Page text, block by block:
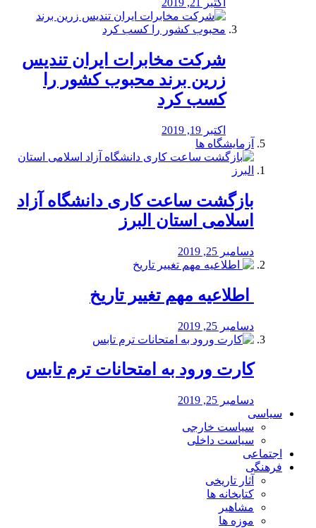
اکتبر 21, 2019
شرکت مخابرات ایران تندیس
زرین برند محبوب کشور را
کسب کرد
اکتبر 19, 2019
آزمایشگاه ها
بازگشت ساعت کاری دانشگاه آزاد
اسلامی استان البرز
دسامبر 25, 2019
️ اطلاعیه مهم تغییر تاریخ
دسامبر 25, 2019
کارت ورود به امتحانات ترم تابس
دسامبر 25, 2019
سیاسی
سیاست خارجی
سیاست داخلی
اجتماعی
فرهنگی
آثار تاریخی
کتابخانه ها
مشاهیر
موزه ها